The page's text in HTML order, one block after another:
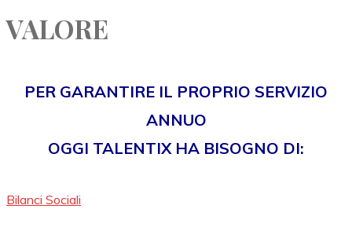
VALORE
PER GARANTIRE IL PROPRIO SERVIZIO
ANNUO
OGGI TALENTIX HA BISOGNO DI:
Bilanci Sociali